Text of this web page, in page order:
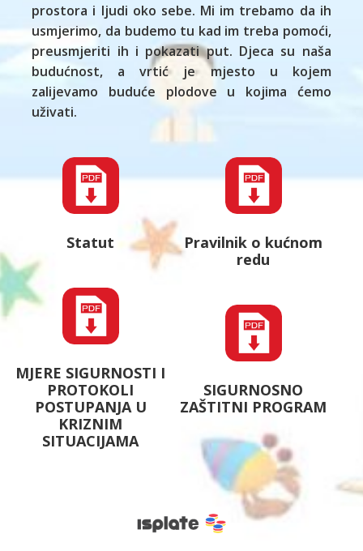
prostora i ljudi oko sebe. Mi im trebamo da ih
usmjerimo, da budemo tu kad im treba pomoći,
preusmjeriti ih i pokazati put. Djeca su naša
budućnost, a vrtić je mjesto u kojem
zalijevamo buduće plodove u kojima ćemo
uživati.
Statut
MJERE SIGURNOSTI I
PROTOKOLI
POSTUPANJA U
KRIZNIM
SITUACIJAMA
Pravilnik o kućnom
redu
SIGURNOSNO
ZAŠTITNI PROGRAM